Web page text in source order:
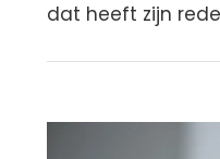
dat heeft zijn